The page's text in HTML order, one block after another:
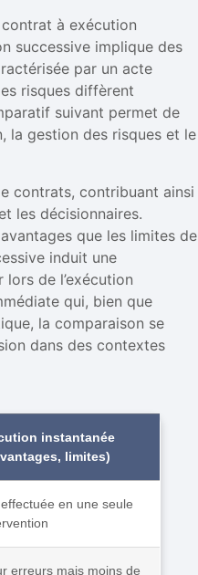
à exécution
successive implique des
par un acte
risques diffèrent
suivant permet de
la gestion des risques et le
contrats, contribuant ainsi
les décisionnaires.
que les limites de
induit une
de l’exécution
qui, bien que
la comparaison se
dans des contextes
instantanée
limites)
en une seule
erreurs mais moins de